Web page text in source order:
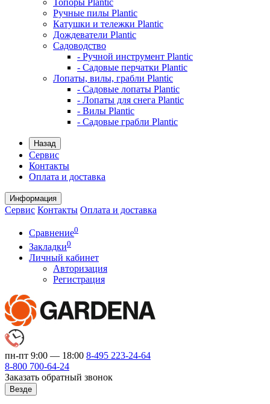
Топоры Plantic
Ручные пилы Plantic
Катушки и тележки Plantic
Дождеватели Plantic
Садоводство
- Ручной инструмент Plantic
- Садовые перчатки Plantic
Лопаты, вилы, грабли Plantic
- Садовые лопаты Plantic
- Лопаты для снега Plantic
- Вилы Plantic
- Садовые грабли Plantic
Назад
Сервис
Контакты
Оплата и доставка
Информация
Сервис Контакты Оплата и доставка
Сравнение0
Закладки0
Личный кабинет
Авторизация
Регистрация
пн-пт 9:00 — 18:00 8-495 223-24-64
8-800 700-64-24
Заказать обратный звонок
Везде